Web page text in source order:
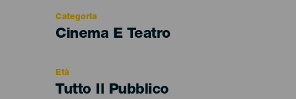
Categoria
Categoría
Cinema E Teatro
Età
Edad
Tutto Il Pubblico